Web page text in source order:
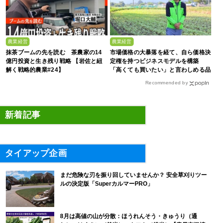
農業経営
抹茶ブームの先を読む 茶農家の14
億円投資と生き残り戦略 【岩佐と紐
解く戦略的農業#24】
農業経営
市場価格の大暴落を経て、自ら価格決
定権を持つビジネスモデルを構築
「高くても買いたい」と言わしめる品
Recommended by
新着記事
タイアップ企画
まだ危険な刃を振り回していませんか？ 安全草刈りツー
ルの決定版「SuperカルマーPRO」
8月は高値の山が分散：ほうれんそう・きゅうり（通